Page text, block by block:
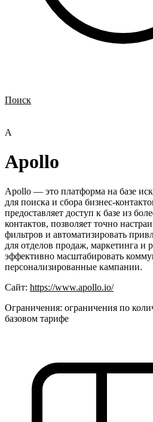
Поиск
A
Apollo
Apollo — это платформа на базе
для поиска и сбора бизнес-
предоставляет доступ к базе из
контактов, позволяет точно
фильтров и автоматизировать
для отделов продаж, маркетинга и
эффективно масштабировать
персонализированные кампании.
Сайт: https://www.apollo.io/
Ограничения: ограничения по
базовом тарифе